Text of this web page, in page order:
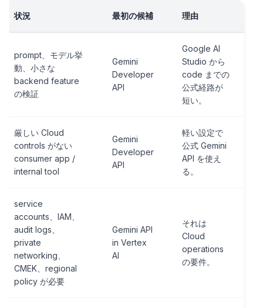
状況 最初の候補 理由
prompt、モデル挙
動、小さな
backend feature
の検証
Gemini
Developer
API
Google AI
Studio から
code までの
公式経路が
短い。
厳しい Cloud
controls がない
consumer app /
internal tool
Gemini
Developer
API
軽い設定で
公式 Gemini
API を使え
る。
service
accounts、IAM、
audit logs、
private
networking、
CMEK、regional
policy が必要
Gemini API
in Vertex
AI
それは
Cloud
operations
の要件。